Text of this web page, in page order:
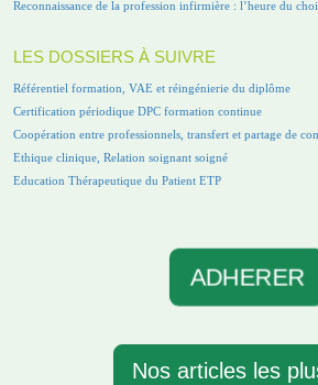
Reconnaissance de la profession infirmière : l’heure du
LES DOSSIERS À SUIVRE
Référentiel formation, VAE et réingénierie du diplôme
Certification périodique DPC formation continue
Coopération entre professionnels, transfert et partage de
Ethique clinique, Relation soignant soigné
Education Thérapeutique du Patient ETP
ADHERER
Nos articles les